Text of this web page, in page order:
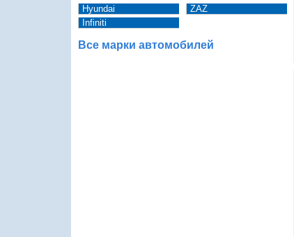
Hyundai
Infiniti
ZAZ
Все марки автомобилей